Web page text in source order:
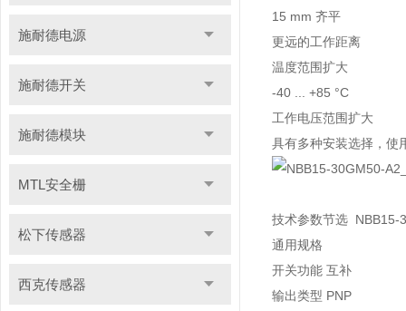
施耐德电源
施耐德开关
施耐德模块
MTL安全栅
松下传感器
西克传感器
15 mm 齐平
更远的工作距离
温度范围扩大
-40 ... +85 °C
工作电压范围扩大
具有多种安装选择，使
技术参数节选 NBB15-
通用规格
开关功能 互补
输出类型 PNP